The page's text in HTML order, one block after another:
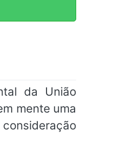
da União
mente uma